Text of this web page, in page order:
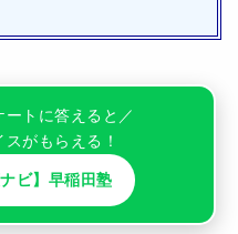
ートに答えると／
がもらえる！
ビ】早稲田塾